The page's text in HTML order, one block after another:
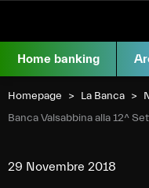
Home banking
Homepage La Banca
Current:
Banca Valsabbina alla 12^
29 Novembre 2018